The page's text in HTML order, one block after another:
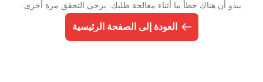
يبدو أن هناك خطأ ما أثناء معالجة طلبك. يرجى التحقق مرة أخرى.
العودة إلى الصفحة الرئيسية